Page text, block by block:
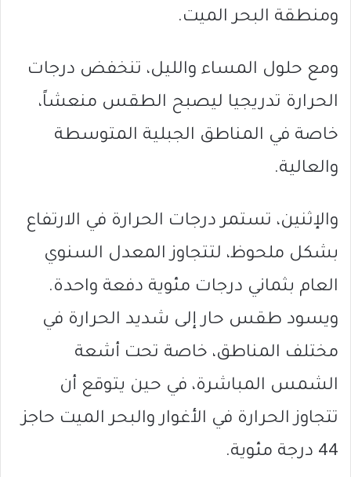
ومنطقة البحر الميت.
ومع حلول المساء والليل، تنخفض درجات
الحرارة تدريجيا ليصبح الطقس منعشاً،
خاصة في المناطق الجبلية المتوسطة
والعالية.
والإثنين، تستمر درجات الحرارة في الارتفاع
بشكل ملحوظ، لتتجاوز المعدل السنوي
العام بثماني درجات مئوية دفعة واحدة.
ويسود طقس حار إلى شديد الحرارة في
مختلف المناطق، خاصة تحت أشعة
الشمس المباشرة، في حين يتوقع أن
تتجاوز الحرارة في الأغوار والبحر الميت حاجز
44 درجة مئوية.